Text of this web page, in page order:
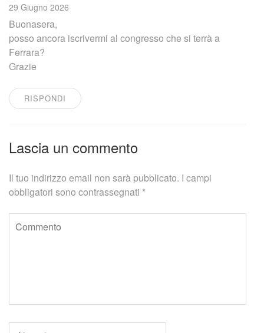
29 Giugno 2026
Buonasera,
posso ancora iscrivermi al congresso che si terrà a
Ferrara?
Grazie
RISPONDI
Lascia un commento
Il tuo indirizzo email non sarà pubblicato. I campi
obbligatori sono contrassegnati *